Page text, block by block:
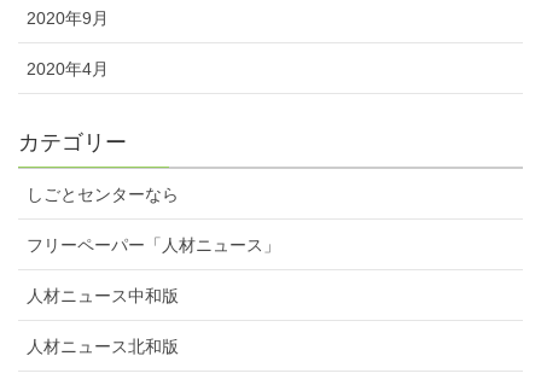
2020年9月
2020年4月
カテゴリー
しごとセンターなら
フリーペーパー「人材ニュース」
人材ニュース中和版
人材ニュース北和版